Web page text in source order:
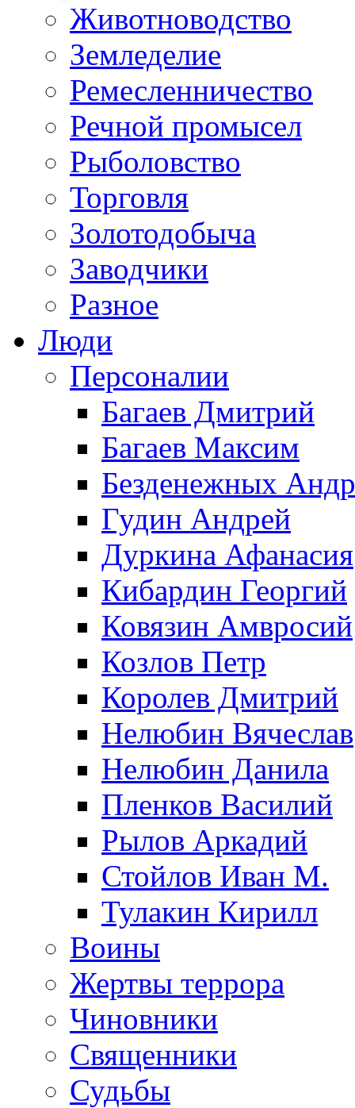
Животноводство
Земледелие
Ремесленничество
Речной промысел
Рыболовство
Торговля
Золотодобыча
Заводчики
Разное
Люди
Персоналии
Багаев Дмитрий
Багаев Максим
Безденежных
Гудин Андрей
Дуркина Афанасия
Кибардин Георгий
Ковязин Амвросий
Козлов Петр
Королев Дмитрий
Нелюбин Вячеслав
Нелюбин Данила
Пленков Василий
Рылов Аркадий
Стойлов Иван М.
Тулакин Кирилл
Воины
Жертвы террора
Чиновники
Священники
Судьбы